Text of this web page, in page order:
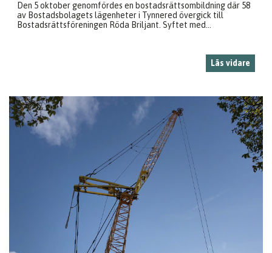
Den 5 oktober genomfördes en bostadsrättsombildning där 58
av Bostadsbolagets lägenheter i Tynnered övergick till
Bostadsrättsföreningen Röda Briljant. Syftet med...
Läs vidare